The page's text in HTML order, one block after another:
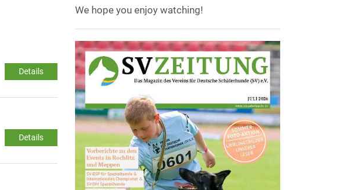
Details
Details
We hope you enjoy watching!